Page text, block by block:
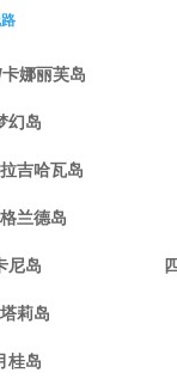
娜丽芙岛
幻岛
吉哈瓦岛
兰德岛
尼岛
莉岛
桂岛